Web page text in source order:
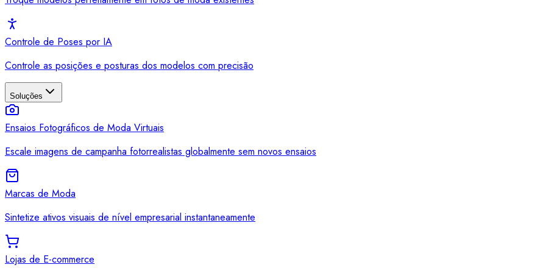
Controle de Poses por IA
Controle as posições e posturas dos modelos com precisão
Soluções
Ensaios Fotográficos de Moda Virtuais
Escale imagens de campanha fotorrealistas globalmente sem novos ensaios
Marcas de Moda
Sintetize ativos visuais de nível empresarial instantaneamente
Lojas de E-commerce